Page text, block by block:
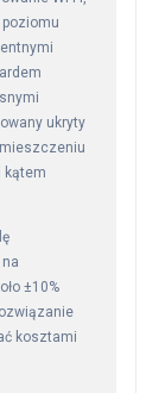
ukryty
kątem
±10%
kosztami